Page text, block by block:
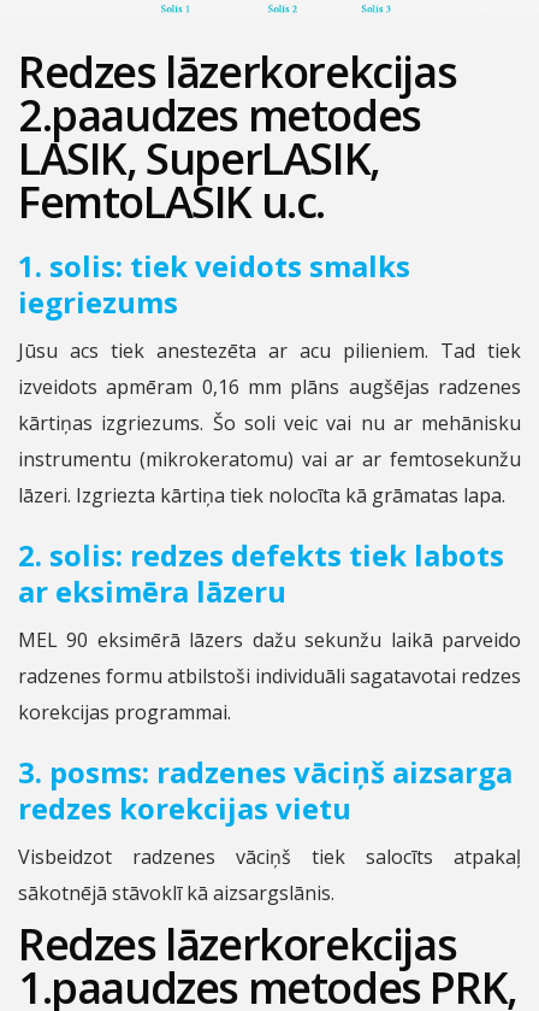
Redzes lāzerkorekcijas
2.paaudzes metodes
LASIK, SuperLASIK,
FemtoLASIK u.c.
1. solis: tiek veidots smalks
iegriezums
Jūsu acs tiek anestezēta ar acu pilieniem. Tad tiek
izveidots apmēram 0,16 mm plāns augšējas radzenes
kārtiņas izgriezums. Šo soli veic vai nu ar mehānisku
instrumentu (mikrokeratomu) vai ar ar femtosekunžu
lāzeri. Izgriezta kārtiņa tiek nolocīta kā grāmatas lapa.
2. solis: redzes defekts tiek labots
ar eksimēra lāzeru
MEL 90 eksimērā lāzers dažu sekunžu laikā parveido
radzenes formu atbilstoši individuāli sagatavotai redzes
korekcijas programmai.
3. posms: radzenes vāciņš aizsarga
redzes korekcijas vietu
Visbeidzot radzenes vāciņš tiek salocīts atpakaļ
sākotnējā stāvoklī kā aizsargslānis.
Redzes lāzerkorekcijas
1.paaudzes metodes PRK,